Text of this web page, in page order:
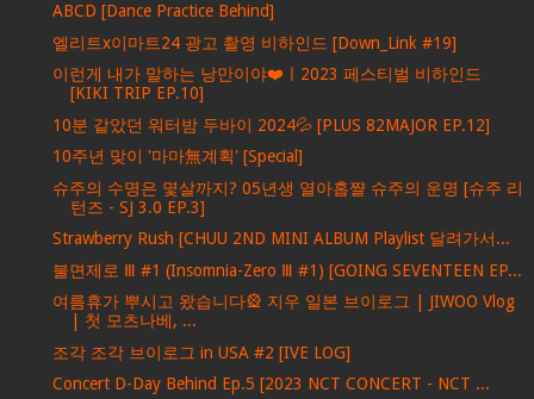
ABCD [Dance Practice Behind]
엘리트x이마트24 광고 촬영 비하인드 [Down_Link #19]
이런게 내가 말하는 낭만이야❤️ㅣ2023 페스티벌 비하인드
[KIKI TRIP EP.10]
10분 같았던 워터밤 두바이 2024💦 [PLUS 82MAJOR EP.12]
10주년 맞이 '마마無계획' [Special]
슈주의 수명은 몇살까지? 05년생 열아홉쨜 슈주의 운명 [슈주 리
턴즈 - SJ 3.0 EP.3]
Strawberry Rush [CHUU 2ND MINI ALBUM Playlist 달려가서...
불면제로 Ⅲ #1 (Insomnia-Zero Ⅲ #1) [GOING SEVENTEEN EP...
여름휴가 뿌시고 왔습니다🎡 지우 일본 브이로그 | JIWOO Vlog
| 첫 모츠나베, ...
조각 조각 브이로그 in USA #2 [IVE LOG]
Concert D-Day Behind Ep.5 [2023 NCT CONCERT - NCT ...